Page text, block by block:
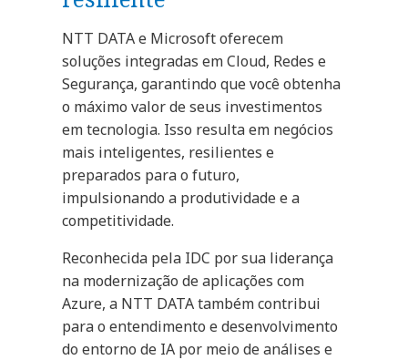
NTT DATA e Microsoft oferecem
soluções integradas em Cloud, Redes e
Segurança, garantindo que você obtenha
o máximo valor de seus investimentos
em tecnologia. Isso resulta em negócios
mais inteligentes, resilientes e
preparados para o futuro,
impulsionando a produtividade e a
competitividade.
Reconhecida pela IDC por sua liderança
na modernização de aplicações com
Azure, a NTT DATA também contribui
para o entendimento e desenvolvimento
do entorno de IA por meio de análises e